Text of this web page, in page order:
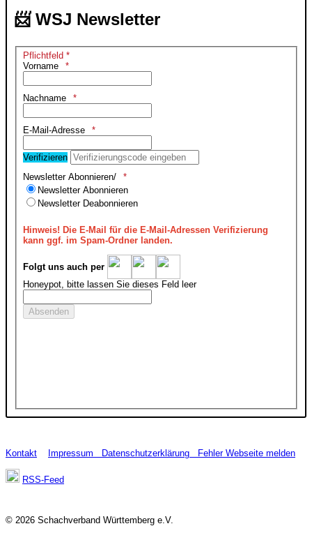
📨 WSJ Newsletter
Pflichtfeld *
Vorname
Nachname
E-Mail-Adresse
Verifizieren
Newsletter Abonnieren/
Newsletter Abonnieren
Newsletter Deabonnieren
Hinweis! Die E-Mail für die E-Mail-Adressen Verifizierung
kann ggf. im Spam-Ordner landen.
Folgt uns auch per
Honeypot, bitte lassen Sie dieses Feld leer
Kontakt Impressum Datenschutzerklärung Fehler Webseite melden
RSS-Feed
© 2026 Schachverband Württemberg e.V.